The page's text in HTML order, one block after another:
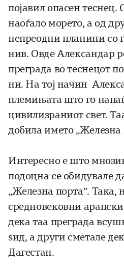
појавил опасен теснец.
нао­ѓа­ло мо­рето, а од
непреодни планини со
нив. Овде Александар
преграда во теснецот
ни. На тој начин
племињата што го
цивилизраниот свет.
добила името „Железна
Интересно е што
подоцна се обидувале
„Же­­лез­на порта”. Така,
средновековни
дека таа преграда
ѕид, а други сметале
Дагестан.